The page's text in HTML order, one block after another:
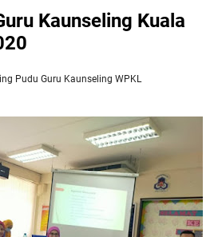
Kaunseling Kuala
Pudu Guru Kaunseling WPKL